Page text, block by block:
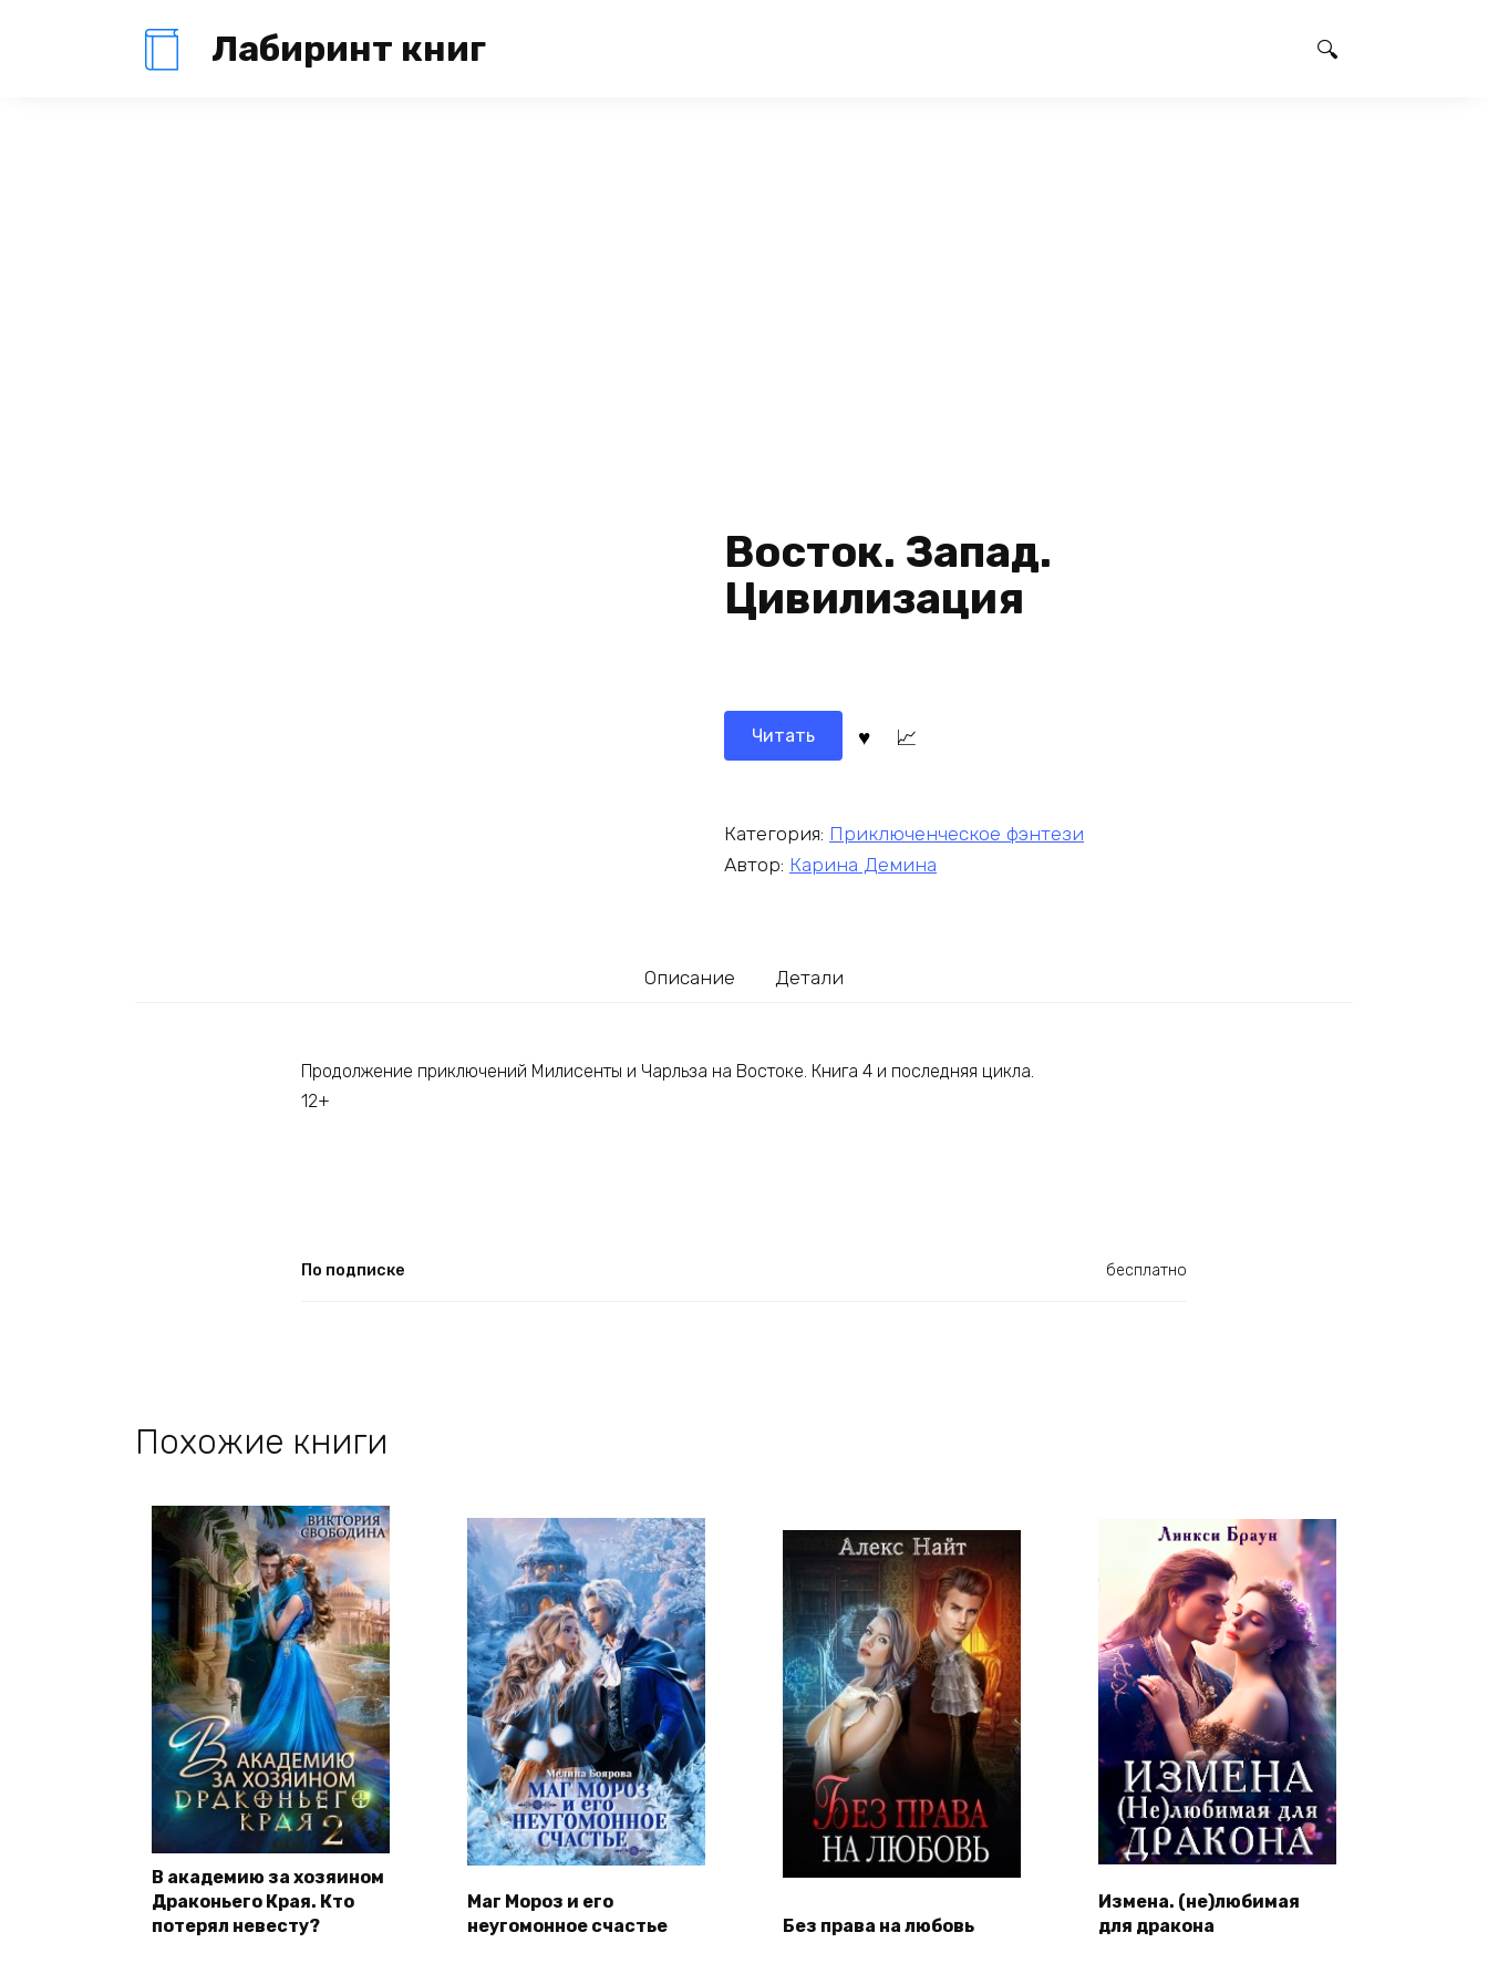
Лабиринт книг
Восток. Запад.
Цивилизация
Читать
Категория: Приключенческое фэнтези
Автор: Карина Демина
Описание Детали
Продолжение приключений Милисенты и Чарльза на Востоке. Книга 4 и последняя цикла.
12+
По подписке бесплатно
Похожие книги
В академию за хозяином
Драконьего Края. Кто
потерял невесту?
Маг Мороз и его
неугомонное счастье
Без права на любовь
Измена. (не)любимая
для дракона